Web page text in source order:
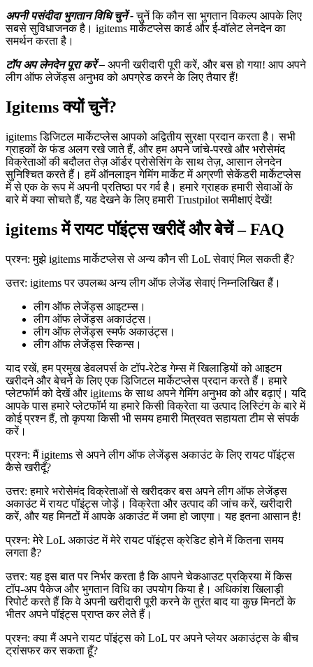
अपनी पसंदीदा भुगतान विधि चुनें -चुनें कि कौन सा भुगतान विकल्प आपके लिए
सबसे सुविधाजनक है। igitems मार्केटप्लेस कार्ड और ई-वॉलेट लेनदेन का
समर्थन करता है।
टॉप अप लेनदेन पूरा करें – अपनी खरीदारी पूरी करें, और बस हो गया! आप अपने
लीग ऑफ लेजेंड्स अनुभव को अपग्रेड करने के लिए तैयार हैं!
Igitems क्यों चुनें?
igitems डिजिटल मार्केटप्लेस आपको अद्वितीय सुरक्षा प्रदान करता है। सभी
ग्राहकों के फंड अलग रखे जाते हैं, और हम अपने जांचे-परखे और भरोसेमंद
विक्रेताओं की बदौलत तेज़ ऑर्डर प्रोसेसिंग के साथ तेज़, आसान लेनदेन
सुनिश्चित करते हैं। हमें ऑनलाइन गेमिंग मार्केट में अग्रणी सेकेंडरी मार्केटप्लेस
में से एक के रूप में अपनी प्रतिष्ठा पर गर्व है। हमारे ग्राहक हमारी सेवाओं के
बारे में क्या सोचते हैं, यह देखने के लिए हमारी Trustpilot समीक्षाएं देखें!
igitems में रायट पॉइंट्स खरीदें और बेचें – FAQ
प्रश्न: मुझे igitems मार्केटप्लेस से अन्य कौन सी LoL सेवाएं मिल सकती हैं?
उत्तर: igitems पर उपलब्ध अन्य लीग ऑफ लेजेंड सेवाएं निम्नलिखित हैं।
लीग ऑफ लेजेंड्स आइटम्स।
लीग ऑफ लेजेंड्स अकाउंट्स।
लीग ऑफ लेजेंड्स स्मर्फ अकाउंट्स।
लीग ऑफ लेजेंड्स स्किन्स।
याद रखें, हम प्रमुख डेवलपर्स के टॉप-रेटेड गेम्स में खिलाड़ियों को आइटम
खरीदने और बेचने के लिए एक डिजिटल मार्केटप्लेस प्रदान करते हैं। हमारे
प्लेटफॉर्म को देखें और igitems के साथ अपने गेमिंग अनुभव को और बढ़ाएं। यदि
आपके पास हमारे प्लेटफॉर्म या हमारे किसी विक्रेता या उत्पाद लिस्टिंग के बारे में
कोई प्रश्न हैं, तो कृपया किसी भी समय हमारी मित्रवत सहायता टीम से संपर्क
करें।
प्रश्न: मैं igitems से अपने लीग ऑफ लेजेंड्स अकाउंट के लिए रायट पॉइंट्स
कैसे खरीदूँ?
उत्तर: हमारे भरोसेमंद विक्रेताओं से खरीदकर बस अपने लीग ऑफ लेजेंड्स
अकाउंट में रायट पॉइंट्स जोड़ें। विक्रेता और उत्पाद की जांच करें, खरीदारी
करें, और यह मिनटों में आपके अकाउंट में जमा हो जाएगा। यह इतना आसान है!
प्रश्न: मेरे LoL अकाउंट में मेरे रायट पॉइंट्स क्रेडिट होने में कितना समय
लगता है?
उत्तर: यह इस बात पर निर्भर करता है कि आपने चेकआउट प्रक्रिया में किस
टॉप-अप पैकेज और भुगतान विधि का उपयोग किया है। अधिकांश खिलाड़ी
रिपोर्ट करते हैं कि वे अपनी खरीदारी पूरी करने के तुरंत बाद या कुछ मिनटों के
भीतर अपने पॉइंट्स प्राप्त कर लेते हैं।
प्रश्न: क्या मैं अपने रायट पॉइंट्स को LoL पर अपने प्लेयर अकाउंट्स के बीच
ट्रांसफर कर सकता हूँ?